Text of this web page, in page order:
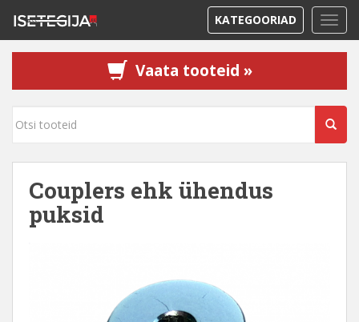
KATEGOORIAD
Vaata tooteid »
Couplers ehk ühendus
puksid